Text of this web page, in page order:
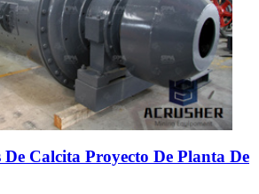
De Calcita Proyecto De Planta De